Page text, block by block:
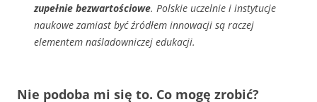
zupełnie bezwartościowe. Polskie uczelnie i instytucje
naukowe zamiast być źródłem innowacji są raczej
elementem naśladowniczej edukacji.
Nie podoba mi się to. Co mogę zrobić?